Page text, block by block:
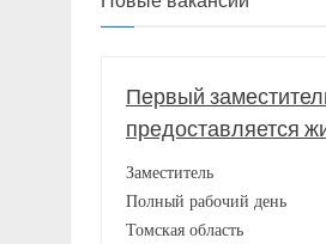
Первый
предоставляется
Заместитель
Полный рабочий день
Томская область